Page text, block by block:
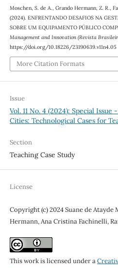
Moschen, S. de A., Grando Hermann, Z. R.,
(2024). ENFRENTANDO DESAFIOS NA
SOBRE UM EQUIPAMENTO PÚBLICO
Management and Innovation (Revista
https://doi.org/10.18226/23190639.v11n4.05
More Citation Formats
Issue
Vol. 11 No. 4 (2024): Special Issue
Cities: Technological Cases for
Section
Teaching Case Study
License
Copyright (c) 2024 Suane de Atayde
Hermann, Ana Cristina Fachinelli,
This work is licensed under a